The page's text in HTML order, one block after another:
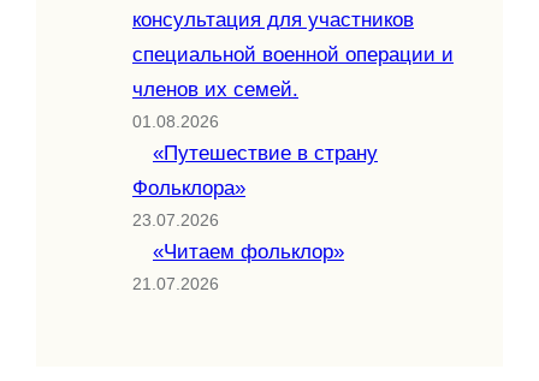
консультация для участников
специальной военной операции и
членов их семей.
01.08.2026
«Путешествие в страну
Фольклора»
23.07.2026
«Читаем фольклор»
21.07.2026